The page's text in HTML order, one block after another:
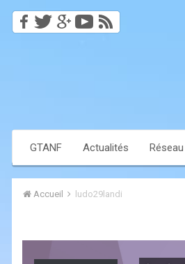
GTANF Actualités Réseau
Accueil ludo29landi